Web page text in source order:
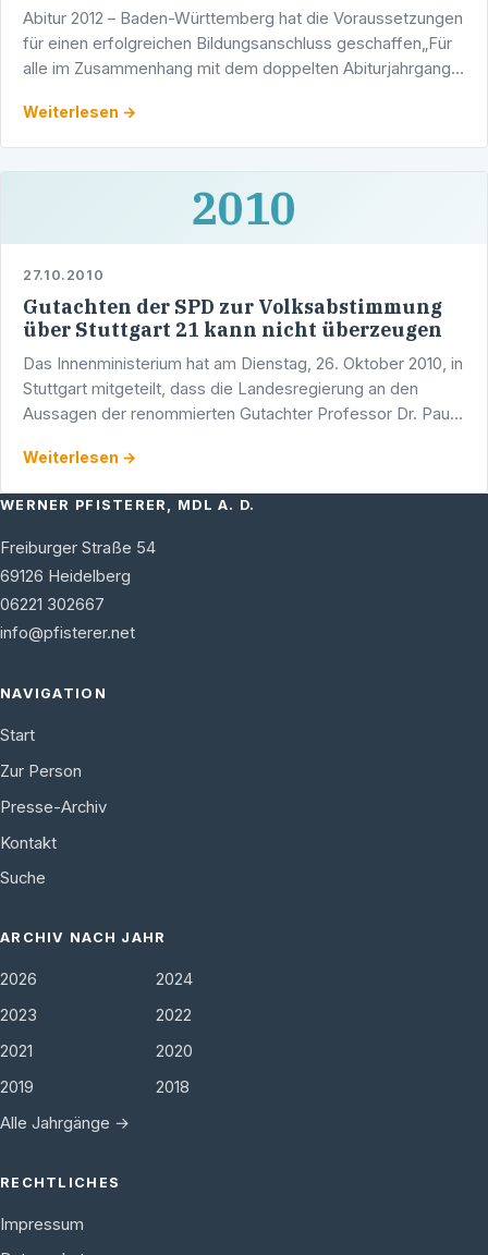
Abitur 2012 – Baden-Württemberg hat die Voraussetzungen
für einen erfolgreichen Bildungsanschluss geschaffen„Für
alle im Zusammenhang mit dem doppelten Abiturjahrgang
Weiterlesen →
2010
27.10.2010
Gutachten der SPD zur Volksabstimmung
über Stuttgart 21 kann nicht überzeugen
Das Innenministerium hat am Dienstag, 26. Oktober 2010, in
Stuttgart mitgeteilt, dass die Landesregierung an den
Aussagen der renommierten Gutachter Professor Dr. Paul
Weiterlesen →
WERNER PFISTERER, MDL A. D.
Freiburger Straße 54
69126 Heidelberg
06221 302667
info@pfisterer.net
NAVIGATION
Start
Zur Person
Presse-Archiv
Kontakt
Suche
ARCHIV NACH JAHR
2026
2024
2023
2022
2021
2020
2019
2018
Alle Jahrgänge →
RECHTLICHES
Impressum